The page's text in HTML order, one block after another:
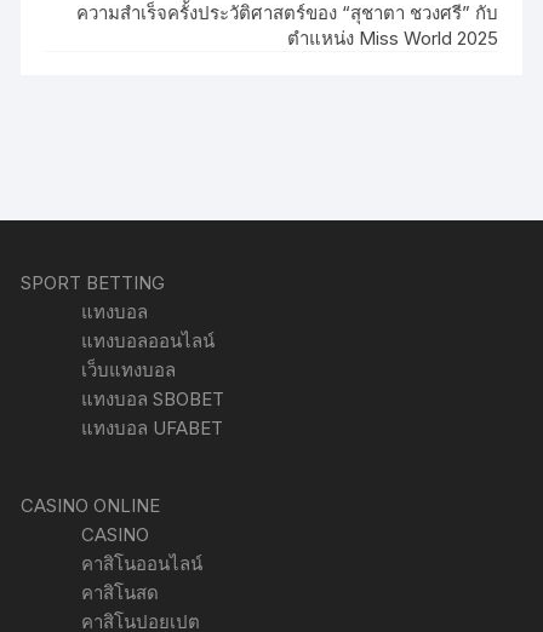
ความสำเร็จครั้งประวัติศาสตร์ของ “สุชาตา ชวงศรี” กับ
ตำแหน่ง Miss World 2025
SPORT BETTING
แทงบอล
แทงบอลออนไลน์
เว็บแทงบอล
แทงบอล SBOBET
แทงบอล UFABET
CASINO ONLINE
CASINO
คาสิโนออนไลน์
คาสิโนสด
คาสิโนปอยเปต